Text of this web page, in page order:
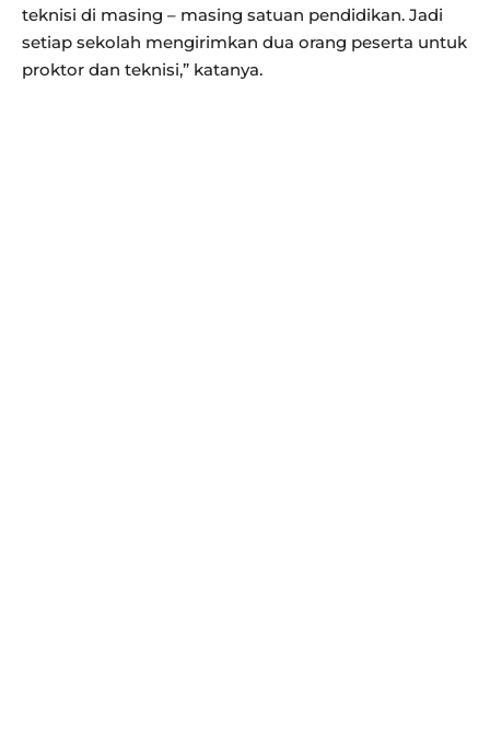
teknisi di masing – masing satuan pendidikan. Jadi
setiap sekolah mengirimkan dua orang peserta untuk
proktor dan teknisi,” katanya.